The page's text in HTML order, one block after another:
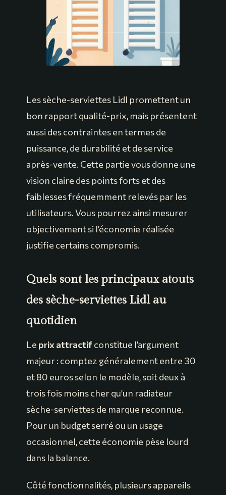
Les sèche-serviettes Lidl promettent un
bon rapport qualité-prix, mais présentent
aussi des contraintes en termes de
puissance, de durabilité et de service
après-vente. Cette partie vous donne une
vision claire des points forts et des
faiblesses fréquemment relevés par les
utilisateurs. Vous pourrez ainsi mesurer
objectivement si l’économie réalisée
justifie certains compromis.
Quels sont les principaux atouts
des sèche-serviettes Lidl au
quotidien
Le prix attractifconstitue l’argument
majeur : comptez généralement entre 30
et 80 euros selon le modèle, soit deux à
trois fois moins cher qu’un radiateur
sèche-serviettes de marque reconnue.
Pour un budget serré ou un usage
occasionnel, cette économie pèse lourd
dans la balance.
Côté fonctionnalités, plusieurs appareils